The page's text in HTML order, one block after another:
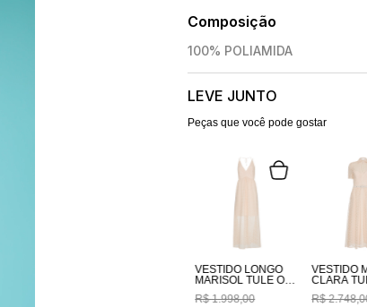
Composição
100% POLIAMIDA
LEVE JUNTO
Peças que você pode gostar
VESTIDO LONGO
MARISOL TULE OFF
WHITE BORDADO
R$ 1.998,00
VESTIDO
CLARA
WHITE
R$ 2.748,